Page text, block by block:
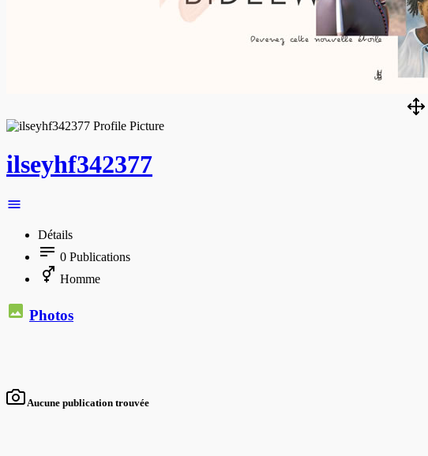
ilseyhf342377
Détails
0 Publications
Homme
Photos
Aucune publication trouvée